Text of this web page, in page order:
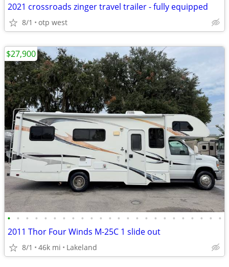
2021 crossroads zinger travel trailer - fully equipped
8/1 otp west
• • • • • • • • • • • • • • • • • • • • • • • •
2011 Thor Four Winds M-25C 1 slide out
8/1 46k mi Lakeland
$27,900